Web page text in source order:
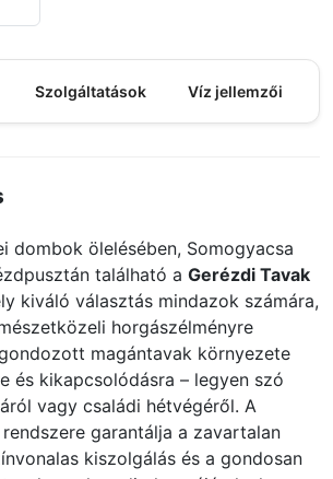
Szolgáltatások Víz jellemzői
dombok ölelésében, Somogyacsa
található a Gerézdi Tavak
kiváló választás mindazok számára,
horgászélményre
magántavak környezete
és kikapcsolódásra – legyen szó
vagy családi hétvégéről. A
garantálja a zavartalan
kiszolgálás és a gondosan